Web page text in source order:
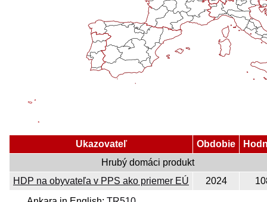
Ukazovateľ Obdobie
Hrubý domáci produkt
HDP na obyvateľa v PPS ako priemer EÚ
2024